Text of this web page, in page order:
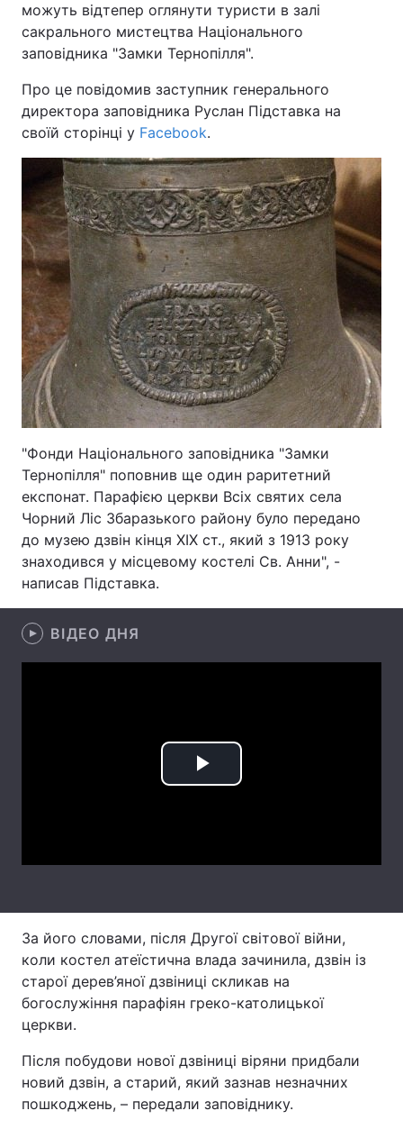
Україна
Економіка Світ
Спорт Наука
Техно і зв'язок Лайт
Зброя Інциденти
Здоров'я Туризм
Цікавинки Погода
Екологія Регіони
Лонгріди
Відео з Youtube Статті
Думки
Архів
Контакти
Тема оформлення
можуть відтепер оглянути туристи в залі
сакрального мистецтва Національного
заповідника "Замки Тернопілля".
Про це повідомив заступник генерального
директора заповідника Руслан Підставка на
своїй сторінці у Facebook.
"Фонди Національного заповідника "Замки
Тернопілля" поповнив ще один раритетний
експонат. Парафією церкви Всіх святих села
Чорний Ліс Збаразького району було передано
до музею дзвін кінця ХІХ ст., який з 1913 року
знаходився у місцевому костелі Св. Анни", -
написав Підставка.
ВІДЕО ДНЯ
Play
За його словами, після Другої світової війни,
коли костел атеїстична влада зачинила, дзвін із
старої дерев’яної дзвіниці скликав на
богослужіння парафіян греко-католицької
церкви.
Після побудови нової дзвіниці віряни придбали
новий дзвін, а старий, який зазнав незначних
пошкоджень, – передали заповіднику.